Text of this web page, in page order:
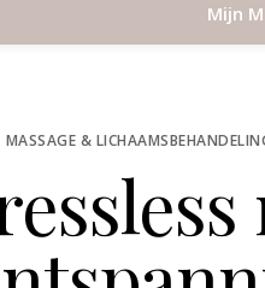
Mijn
MASSAGE &